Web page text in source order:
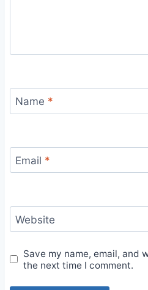
Name *
Email *
Website
Save my name, email, and
the next time I comment.